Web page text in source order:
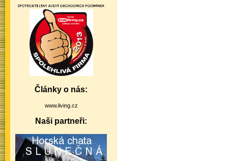
Články o nás:
www.living.cz
Naši partneři: